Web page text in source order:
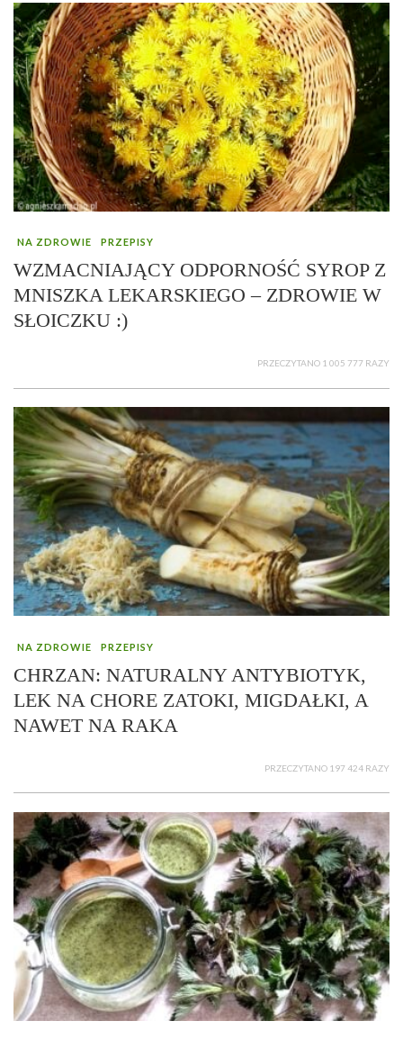
NA ZDROWIE PRZEPISY
WZMACNIAJĄCY ODPORNOŚĆ SYROP Z
MNISZKA LEKARSKIEGO – ZDROWIE W
SŁOICZKU :)
PRZECZYTANO 1 005 777 RAZY
NA ZDROWIE PRZEPISY
CHRZAN: NATURALNY ANTYBIOTYK,
LEK NA CHORE ZATOKI, MIGDAŁKI, A
NAWET NA RAKA
PRZECZYTANO 197 424 RAZY